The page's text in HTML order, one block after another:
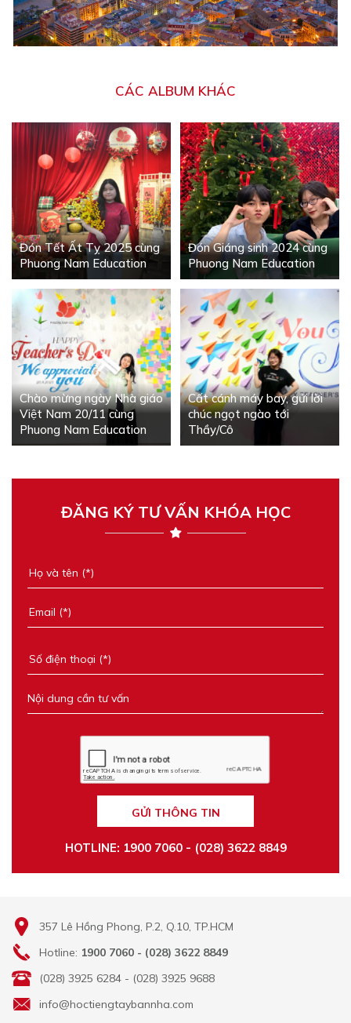
CÁC ALBUM KHÁC
Đón Tết Ất Tỵ 2025 cùng
Phuong Nam Education
Đón Giáng sinh 2024 cùng
Phuong Nam Education
Chào mừng ngày Nhà giáo
Việt Nam 20/11 cùng
Phuong Nam Education
Cất cánh máy bay, gửi lời
chúc ngọt ngào tới
Thầy/Cô
ĐĂNG KÝ TƯ VẤN KHÓA HỌC
GỬI THÔNG TIN
HOTLINE: 1900 7060 - (028) 3622 8849
357 Lê Hồng Phong, P.2, Q.10, TP.HCM
Hotline: 1900 7060 - (028) 3622 8849
(028) 3925 6284 - (028) 3925 9688
info@hoctiengtaybannha.com